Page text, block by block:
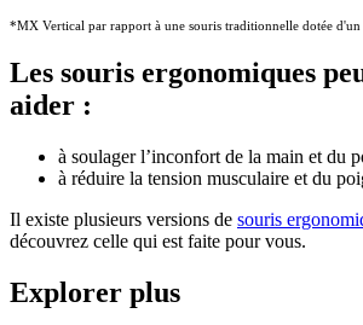
*MX Vertical par rapport à une souris traditionnelle dotée d'un
Les souris ergonomiques
aider :
à soulager l’inconfort de la main et du
à réduire la tension musculaire et du
Il existe plusieurs versions de souris
découvrez celle qui est faite pour vous.
Explorer plus